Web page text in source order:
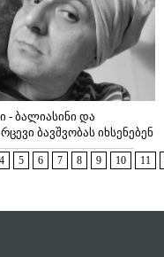
- ბალიასინი და
ბავშვობას იხსენებენ
4 5 6 7 8 9 10 11